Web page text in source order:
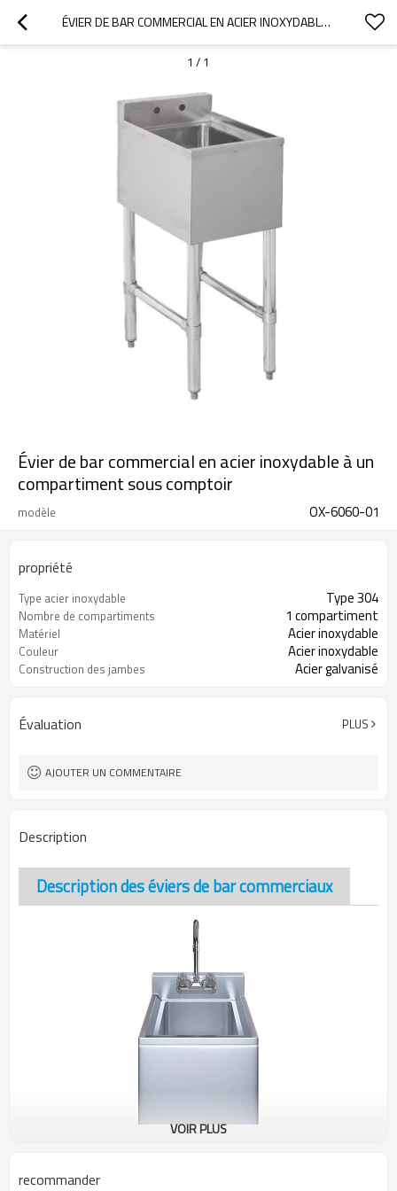
ÉVIER DE BAR COMMERCIAL EN ACIER INOXYDABLE À UN COMPARTIMENT SOUS COMPTOIR
1 / 1
Évier de bar commercial en acier inoxydable à un
compartiment sous comptoir
modèle OX-6060-01
propriété
Type acier inoxydable Type 304
Nombre de compartiments 1 compartiment
Matériel Acier inoxydable
Couleur Acier inoxydable
Construction des jambes Acier galvanisé
Évaluation PLUS
AJOUTER UN COMMENTAIRE
Description
Description des éviers de bar commerciaux
VOIR PLUS
recommander